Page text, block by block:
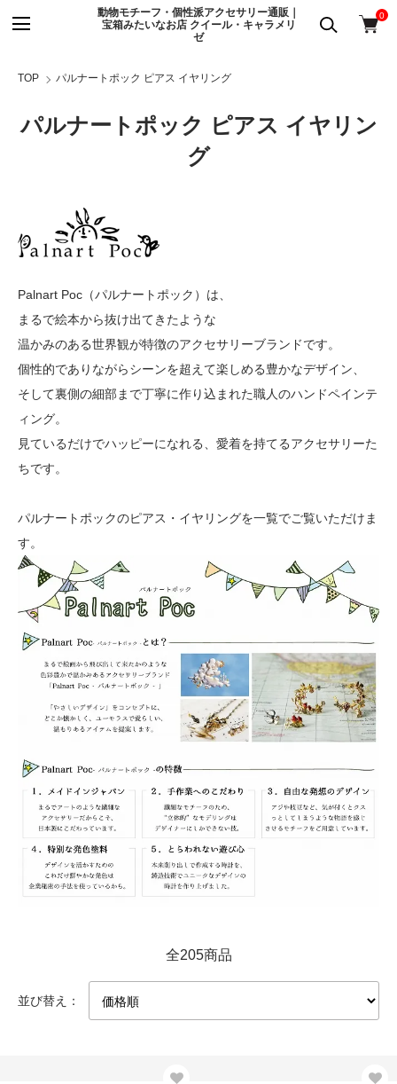
動物モチーフ・個性派アクセサリー通販｜
宝箱みたいなお店 クイール・キャラメリ
ゼ
0
TOP パルナートポック ピアス イヤリング
パルナートポック ピアス イヤリン
グ
Palnart Poc（パルナートポック）は、
まるで絵本から抜け出てきたような
温かみのある世界観が特徴のアクセサリーブランドです。
個性的でありながらシーンを超えて楽しめる豊かなデザイン、
そして裏側の細部まで丁寧に作り込まれた職人のハンドペインテ
ィング。
見ているだけでハッピーになれる、愛着を持てるアクセサリーた
ちです。
パルナートポックのピアス・イヤリングを一覧でご覧いただけま
す。
全205商品
並び替え：